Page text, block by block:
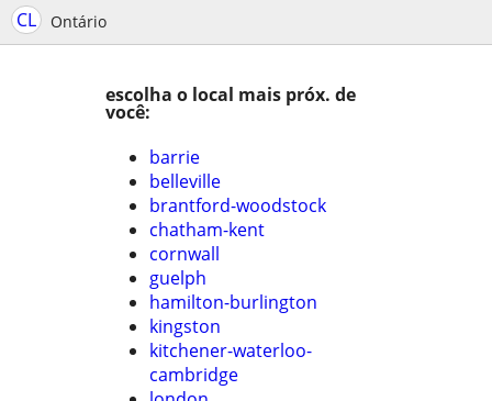
CL Ontário
escolha o local mais próx. de
você:
barrie
belleville
brantford-woodstock
chatham-kent
cornwall
guelph
hamilton-burlington
kingston
kitchener-waterloo-
cambridge